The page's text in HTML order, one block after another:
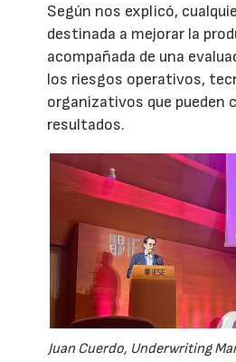
Según nos explicó,
destinada a mejorar la
acompañada de una
los riesgos operativos,
organizativos que pueden
resultados.
Juan Cuerdo, Underwriting